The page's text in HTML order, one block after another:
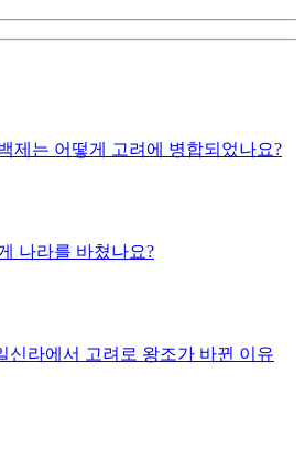
제는 어떻게 고려에 병합되었나요?
나라를 바쳤나요?
신라에서 고려로 왕조가 바뀐 이유